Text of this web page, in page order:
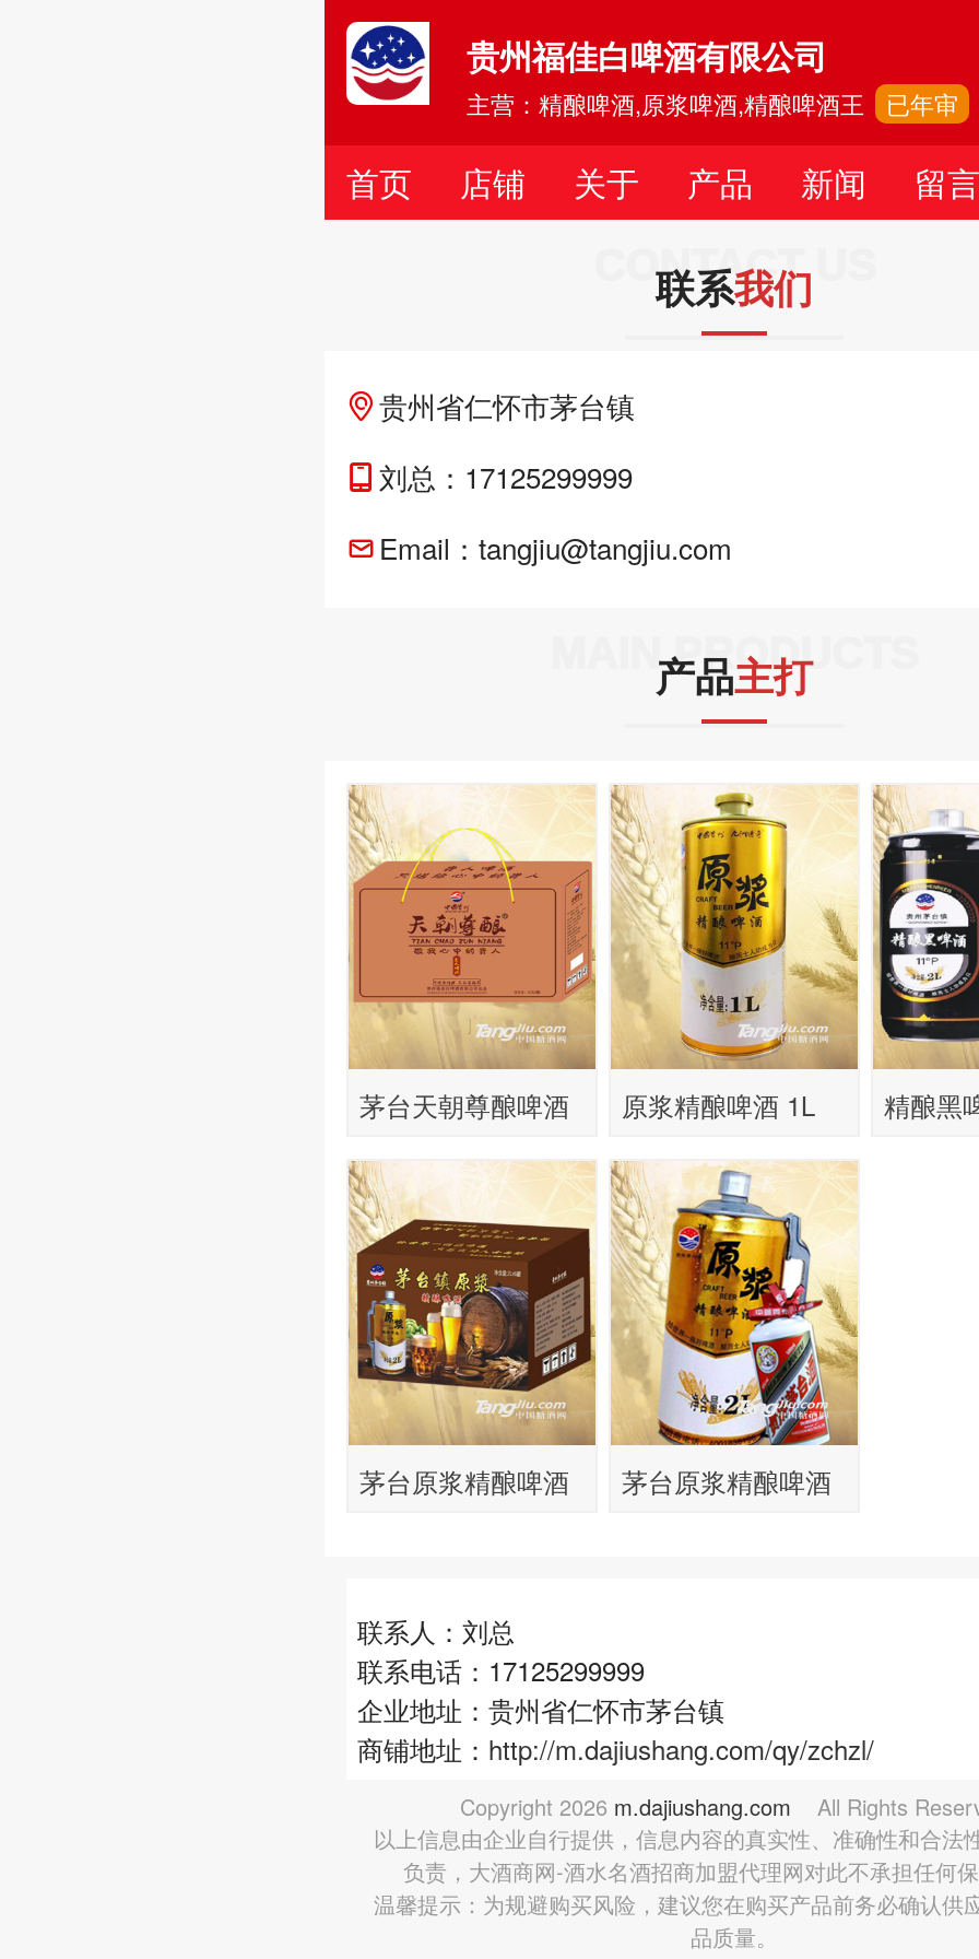
贵州福佳白啤酒有限公司
主营：精酿啤酒,原浆啤酒,精酿啤酒王 已年审
首页 店铺 关于 产品 新闻 留言
CONTACT US
联系我们
贵州省仁怀市茅台镇
刘总：17125299999
Email：tangjiu@tangjiu.com
MAIN PRODUCTS
产品主打
茅台天朝尊酿啤酒
1L×12瓶
原浆精酿啤酒 1L
单瓶
精酿黑
茅台原浆精酿啤酒
茅台原浆精酿啤酒
联系人：刘总
联系电话：17125299999
企业地址：贵州省仁怀市茅台镇
商铺地址： http://m.dajiushang.com/qy/zchzl/
Copyright 2026 m.dajiushang.com All Rights
以上信息由企业自行提供，信息内容的真实性、准确性和合法
负责，大酒商网-酒水名酒招商加盟代理网对此不承担任何
温馨提示：为规避购买风险，建议您在购买产品前务必确认供
品质量。